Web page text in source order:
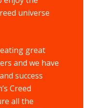
universe
great
and we have
success
Creed
all the